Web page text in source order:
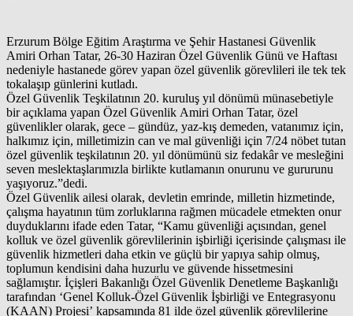
Erzurum Bölge Eğitim Araştırma ve Şehir Hastanesi Güvenlik
Amiri Orhan Tatar, 26-30 Haziran Özel Güvenlik Günü ve Haftası
nedeniyle hastanede görev yapan özel güvenlik görevlileri ile tek tek
tokalaşıp günlerini kutladı.
Özel Güvenlik Teşkilatının 20. kuruluş yıl dönümü münasebetiyle
bir açıklama yapan Özel Güvenlik Amiri Orhan Tatar, özel
güvenlikler olarak, gece – gündüz, yaz-kış demeden, vatanımız için,
halkımız için, milletimizin can ve mal güvenliği için 7/24 nöbet tutan
özel güvenlik teşkilatının 20. yıl dönümünü siz fedakâr ve mesleğini
seven meslektaşlarımızla birlikte kutlamanın onurunu ve gururunu
yaşıyoruz.”dedi.
Özel Güvenlik ailesi olarak, devletin emrinde, milletin hizmetinde,
çalışma hayatının tüm zorluklarına rağmen mücadele etmekten onur
duyduklarını ifade eden Tatar, “Kamu güvenliği açısından, genel
kolluk ve özel güvenlik görevlilerinin işbirliği içerisinde çalışması ile
güvenlik hizmetleri daha etkin ve güçlü bir yapıya sahip olmuş,
toplumun kendisini daha huzurlu ve güvende hissetmesini
sağlamıştır. İçişleri Bakanlığı Özel Güvenlik Denetleme Başkanlığı
tarafından ‘Genel Kolluk-Özel Güvenlik İşbirliği ve Entegrasyonu
(KAAN) Projesi’ kapsamında 81 ilde özel güvenlik görevlilerine